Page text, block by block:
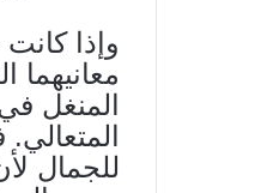
وإذا
المنغل
للجمال